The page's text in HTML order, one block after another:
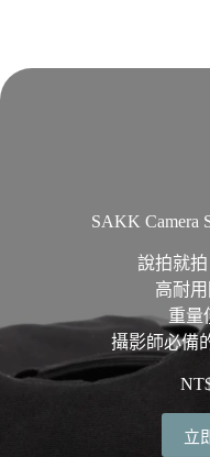
SAKK Camera
說拍就
高耐
重量
攝影師必備
立